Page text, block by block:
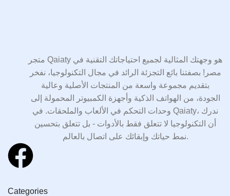
متجر Qaiaty هو وجهتك المثالية لجميع احتياجاتك التقنية في
مصر! بصفتنا بائع التجزئة الرائد في مجال التكنولوجيا، نفخر
بتقديم مجموعة واسعة من المنتجات الأصلية وعالية
الجودة، من الهواتف الذكية وأجهزة الكمبيوتر المحمولة إلى
وحدات التحكم في الألعاب والملحقات. في Qaiaty، ندرك
أن التكنولوجيا لا تتعلق فقط بالأدوات - بل تتعلق بتحسين
نمط حياتك وإبقائك على اتصال بالعالم.
Categories